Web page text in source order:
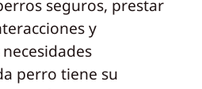
seguros, prestar
y
perro tiene su